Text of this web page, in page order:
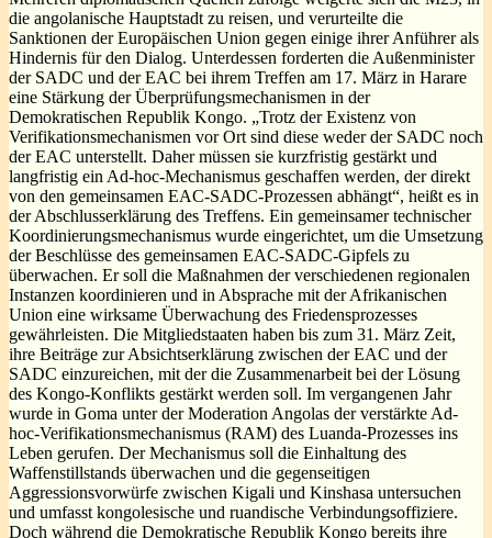
die angolanische Hauptstadt zu reisen, und verurteilte die
Sanktionen der Europäischen Union gegen einige ihrer Anführer als
Hindernis für den Dialog. Unterdessen forderten die Außenminister
der SADC und der EAC bei ihrem Treffen am 17. März in Harare
eine Stärkung der Überprüfungsmechanismen in der
Demokratischen Republik Kongo. „Trotz der Existenz von
Verifikationsmechanismen vor Ort sind diese weder der SADC noch
der EAC unterstellt. Daher müssen sie kurzfristig gestärkt und
langfristig ein Ad-hoc-Mechanismus geschaffen werden, der direkt
von den gemeinsamen EAC-SADC-Prozessen abhängt“, heißt es in
der Abschlusserklärung des Treffens. Ein gemeinsamer technischer
Koordinierungsmechanismus wurde eingerichtet, um die Umsetzung
der Beschlüsse des gemeinsamen EAC-SADC-Gipfels zu
überwachen. Er soll die Maßnahmen der verschiedenen regionalen
Instanzen koordinieren und in Absprache mit der Afrikanischen
Union eine wirksame Überwachung des Friedensprozesses
gewährleisten. Die Mitgliedstaaten haben bis zum 31. März Zeit,
ihre Beiträge zur Absichtserklärung zwischen der EAC und der
SADC einzureichen, mit der die Zusammenarbeit bei der Lösung
des Kongo-Konflikts gestärkt werden soll. Im vergangenen Jahr
wurde in Goma unter der Moderation Angolas der verstärkte Ad-
hoc-Verifikationsmechanismus (RAM) des Luanda-Prozesses ins
Leben gerufen. Der Mechanismus soll die Einhaltung des
Waffenstillstands überwachen und die gegenseitigen
Aggressionsvorwürfe zwischen Kigali und Kinshasa untersuchen
und umfasst kongolesische und ruandische Verbindungsoffiziere.
Doch während die Demokratische Republik Kongo bereits ihre